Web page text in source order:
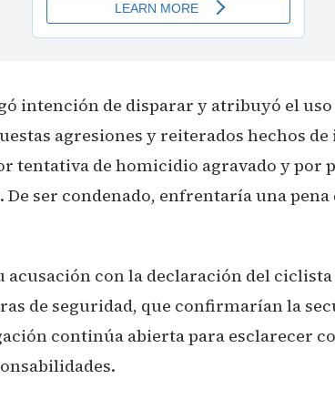
intención de disparar y atribuyó el
agresiones y reiterados hechos
tentativa de homicidio agravado y por
ser condenado, enfrentaría una pena
acusación con la declaración del
de seguridad, que confirmarían la
continúa abierta para esclarecer